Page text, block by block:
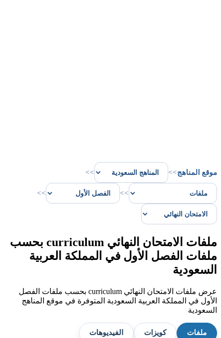
موقع المناهج>>
>>
>>
>>
ملفات الامتحان النهائي curriculum بحسب
ملفات الفصل الأول في المملكة العربية
السعودية
عرض ملفات الامتحان النهائي curriculum بحسب ملفات الفصل
الأول في المملكة العربية السعودية المتوفرة في موقع المناهج
السعودية
ملفات كويزات الفيديوهات